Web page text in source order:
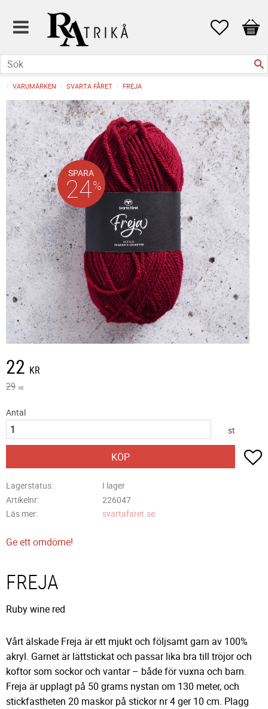
Favoriter
VARUMÄRKEN SVARTA FÅRET FREJA
SPARA
24%
Nedsatt pris:
22 KR
Ordinarie pris:
29 KR
Antal
st
KÖP
Lagerstatus
I lager
Artikelnr
226047
Läs mer
svartafaret.se
Ge ett omdöme!
FREJA
Ruby wine red
Vårt älskade Freja är ett mjukt och följsamt garn av 100%
akryl. Garnet är lättstickat och passar lika bra till tröjor och
koftor som sockor och vantar – både för vuxna och barn.
Freja är upplagt på 50 grams nystan om 130 meter, och
stickfastheten 20 maskor på stickor nr 4 ger 10 cm. Plagg